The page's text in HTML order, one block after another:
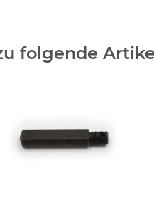
folgende